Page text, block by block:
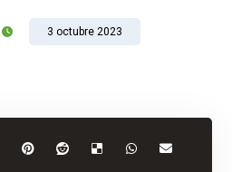
3 octubre 2023